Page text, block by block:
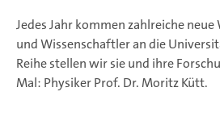
Jedes Jahr kommen zahlreiche
und Wissenschaftler an die
Reihe stellen wir sie und ihre
Mal: Physiker Prof. Dr. Moritz Kütt.